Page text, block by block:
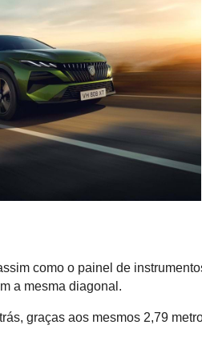
como o painel de
a mesma diagonal.
graças aos mesmos 2,79